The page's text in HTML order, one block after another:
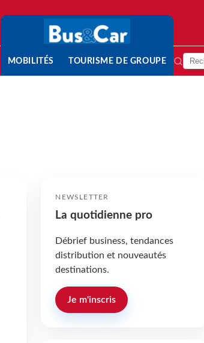
MOBILITÉS TOURISME DE GROUPE
NEWSLETTER
La quotidienne pro
Débrief business, tendances
distribution et nouveautés
destinations.
Je m'inscris